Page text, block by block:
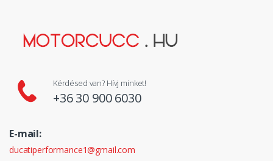
Kérdésed van? Hívj minket!
+36 30 900 6030
E-mail:
ducatiperformance1@gmail.com